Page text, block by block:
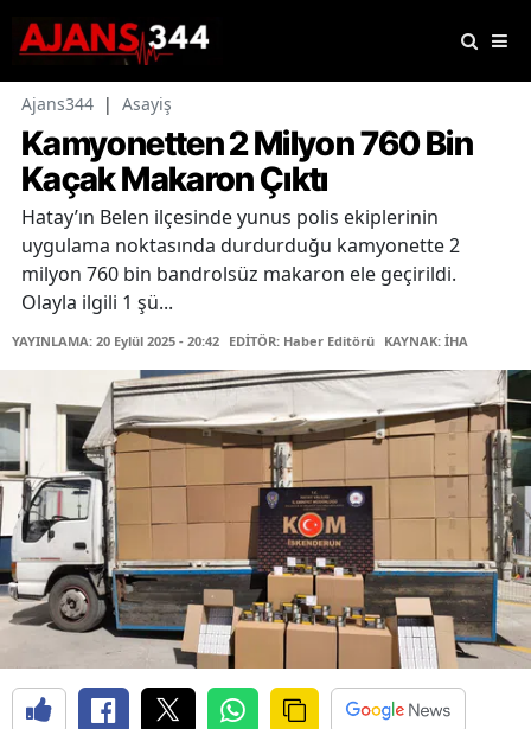
Ajans344 | Asayiş
Kamyonetten 2 Milyon 760 Bin
Kaçak Makaron Çıktı
Hatay’ın Belen ilçesinde yunus polis ekiplerinin
uygulama noktasında durdurduğu kamyonette 2
milyon 760 bin bandrolsüz makaron ele geçirildi.
Olayla ilgili 1 şü...
YAYINLAMA: 20 Eylül 2025 - 20:42 EDİTÖR: Haber Editörü KAYNAK: İHA